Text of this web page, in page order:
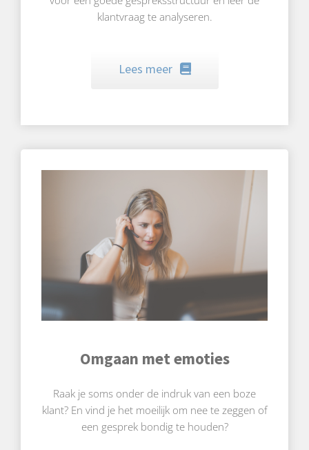
klantvraag te analyseren.
Lees meer
Omgaan met emoties
Raak je soms onder de indruk van een boze
klant? En vind je het moeilijk om nee te zeggen of
een gesprek bondig te houden?